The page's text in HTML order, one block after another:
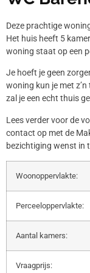
Deze prachtige
Het huis heeft 5
woning staat op een
Je hoeft je geen
woning kun je met
zal je een echt thuis
Lees verder voor de
contact op met de
bezichtiging wenst in
Woonoppervlakte:
Perceeloppervlakte:
Aantal kamers:
Vraagprijs: